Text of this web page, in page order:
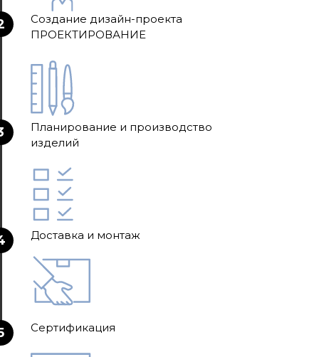
Создание дизайн-проекта
ПРОЕКТИРОВАНИЕ
Планирование и производство
изделий
Доставка и монтаж
Сертификация